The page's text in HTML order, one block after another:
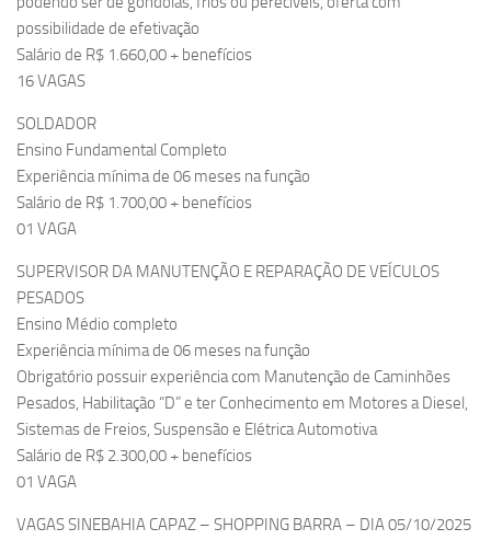
possibilidade de efetivação
Salário de R$ 1.660,00 + benefícios
16 VAGAS
SOLDADOR
Ensino Fundamental Completo
Experiência mínima de 06 meses na função
Salário de R$ 1.700,00 + benefícios
01 VAGA
SUPERVISOR DA MANUTENÇÃO E REPARAÇÃO DE VEÍCULOS
PESADOS
Ensino Médio completo
Experiência mínima de 06 meses na função
Obrigatório possuir experiência com Manutenção de Caminhões
Pesados, Habilitação “D” e ter Conhecimento em Motores a Diesel,
Sistemas de Freios, Suspensão e Elétrica Automotiva
Salário de R$ 2.300,00 + benefícios
01 VAGA
VAGAS SINEBAHIA CAPAZ – SHOPPING BARRA – DIA 05/10/2025